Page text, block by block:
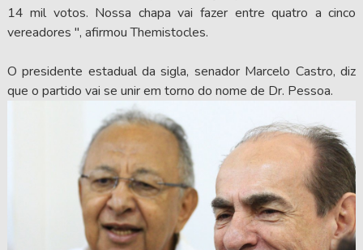
14 mil votos. Nossa chapa vai fazer entre quatro a cinco
vereadores ", afirmou Themistocles.
O presidente estadual da sigla, senador Marcelo Castro, diz
que o partido vai se unir em torno do nome de Dr. Pessoa.